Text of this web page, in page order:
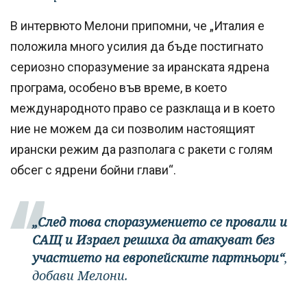
В интервюто Мелони припомни, че „Италия е
положила много усилия да бъде постигнато
сериозно споразумение за иранската ядрена
програма, особено във време, в което
международното право се разклаща и в което
ние не можем да си позволим настоящият
ирански режим да разполага с ракети с голям
обсег с ядрени бойни глави“.
„След това споразумението се провали и
САЩ и Израел решиха да атакуват без
участието на европейските партньори“,
добави Мелони.